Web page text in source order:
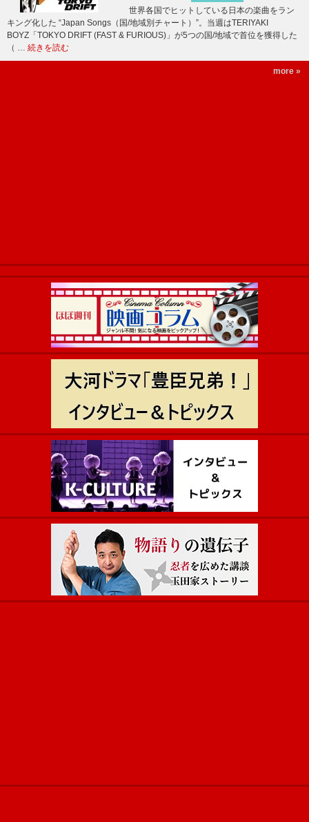
世界各国でヒットしている日本の楽曲をラン
キング化した “Japan Songs（国/地域別チャート）”。当週はTERIYAKI
BOYZ「TOKYO DRIFT (FAST & FURIOUS)」が5つの国/地域で首位を獲得した
（ … 続きを読む
more »